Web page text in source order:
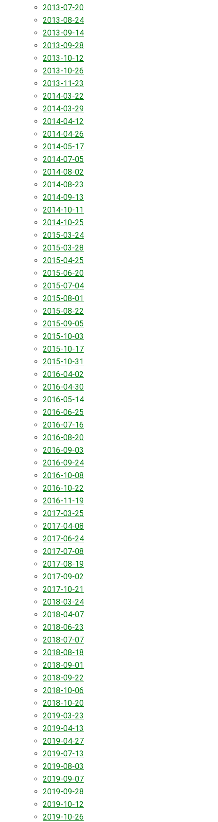
2013-07-20
2013-08-24
2013-09-14
2013-09-28
2013-10-12
2013-10-26
2013-11-23
2014-03-22
2014-03-29
2014-04-12
2014-04-26
2014-05-17
2014-07-05
2014-08-02
2014-08-23
2014-09-13
2014-10-11
2014-10-25
2015-03-24
2015-03-28
2015-04-25
2015-06-20
2015-07-04
2015-08-01
2015-08-22
2015-09-05
2015-10-03
2015-10-17
2015-10-31
2016-04-02
2016-04-30
2016-05-14
2016-06-25
2016-07-16
2016-08-20
2016-09-03
2016-09-24
2016-10-08
2016-10-22
2016-11-19
2017-03-25
2017-04-08
2017-06-24
2017-07-08
2017-08-19
2017-09-02
2017-10-21
2018-03-24
2018-04-07
2018-06-23
2018-07-07
2018-08-18
2018-09-01
2018-09-22
2018-10-06
2018-10-20
2019-03-23
2019-04-13
2019-04-27
2019-07-13
2019-08-03
2019-09-07
2019-09-28
2019-10-12
2019-10-26